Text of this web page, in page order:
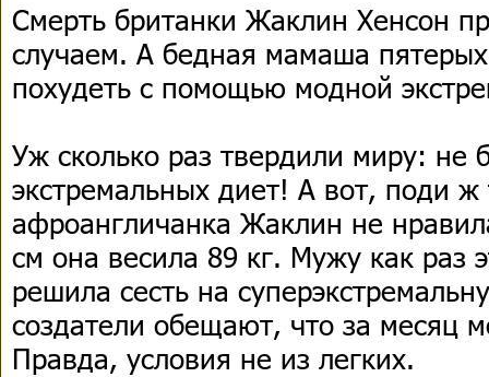
Смерть британки Жаклин Хенсон
случаем. А бедная мамаша пятерых
похудеть с помощью модной
Уж сколько раз твердили миру: не
экстремальных диет! А вот, поди
афроангличанка Жаклин не
см она весила 89 кг. Мужу как раз
решила сесть на
создатели обещают, что за месяц
Правда, условия не из легких.